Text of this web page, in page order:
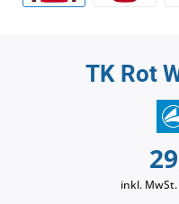
TK Rot
inkl. MwSt.